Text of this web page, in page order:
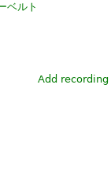
ベルト
Add recording